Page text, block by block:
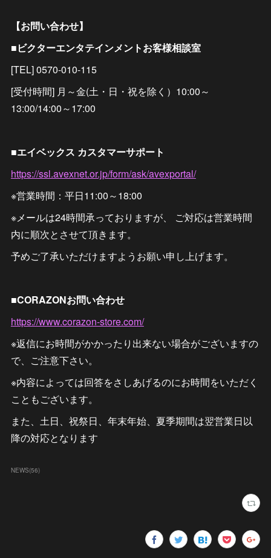
【お問い合わせ】
■ビクターエンタテインメントお客様相談室
[TEL] 0570-010-115
[受付時間] 月～金(土・日・祝を除く）10:00～
13:00/14:00～17:00
■エイベックス カスタマーサポート
https://ssl.avexnet.or.jp/form/ask/avexportal/
※営業時間：平日11:00～18:00
※メールは24時間承っておりますが、 ご対応は営業時間
内に順次とさせて頂きます。
予めご了承いただけますようお願い申し上げます。
■CORAZONお問い合わせ
https://www.corazon-store.com/
※返信にお時間がかかったり出来ない場合がございますの
で、ご注意下さい。
※内容によっては回答をさしあげるのにお時間をいただく
こともございます。
また、土日、祝祭日、年末年始、夏季期間は翌営業日以
降の対応となります
NEWS(56)